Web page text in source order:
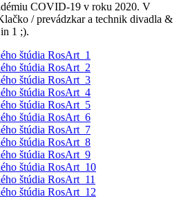
COVID-19 v roku 2020. V
/ prevádzkar a technik divadla &
1 ;).